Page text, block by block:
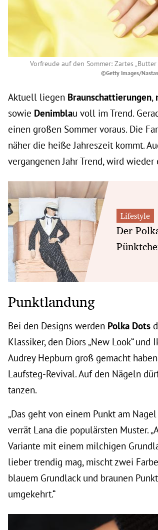
Vorfreude auf den Sommer: Zartes
©Getty Images/
Aktuell liegen Braunschattierungen,
sowie Denimblau voll im Trend.
einen großen Sommer voraus. Die
näher die heiße Jahreszeit kommt.
vergangenen Jahr Trend, wird
Lifestyle
Der
Punktlandung
Bei den Designs werden Polka Dots
Klassiker, den Diors „New Look“
Audrey Hepburn groß gemacht
Laufsteg-Revival. Auf den Nägeln
tanzen.
„Das geht von einem Punkt am
verrät Lana die populärsten Muster.
Variante mit einem milchigen
lieber trendig mag, mischt zwei
blauem Grundlack und braunen
umgekehrt.“